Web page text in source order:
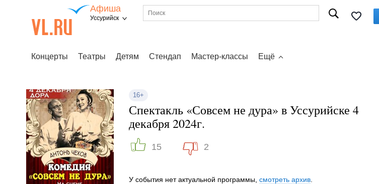
Афиша
Уссурийск
Концерты Театры Детям Стендап Мастер-классы Ещё
16+
Спектакль «Совсем не дура» в Уссурийске 4
декабря 2024г.
15 2
У события нет актуальной программы, смотреть архив